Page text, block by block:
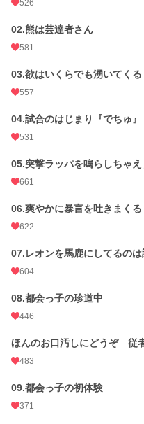
526
02.熊は芸達者さん
581
03.欲はいくらでも湧いてくる
557
04.試合のはじまり『でちゅ』
531
05.突撃ラッパを鳴らしちゃえ
661
06.爽やかに暴言を吐きまくる
622
07.レオンを馬鹿にしてるのは
604
08.都会っ子の珍道中
446
ほんのお口汚しにどうぞ 従
483
09.都会っ子の初体験
371